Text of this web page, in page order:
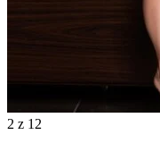
2 z 12